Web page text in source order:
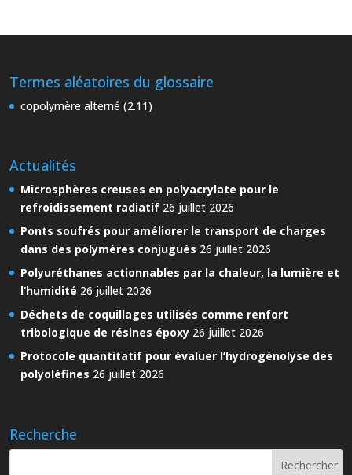
Termes aléatoires du glossaire
copolymère alterné (2.11)
Actualités
Microsphères creuses en polyacrylate pour le
refroidissement radiatif 26 juillet 2026
Ponts soufrés pour améliorer le transport de charges
dans des polymères conjugués 26 juillet 2026
Polyuréthanes actionnables par la chaleur, la lumière et
l’humidité 26 juillet 2026
Déchets de coquillages utilisés comme renfort
tribologique de résines époxy 26 juillet 2026
Protocole quantitatif pour évaluer l’hydrogénolyse des
polyoléfines 26 juillet 2026
Recherche